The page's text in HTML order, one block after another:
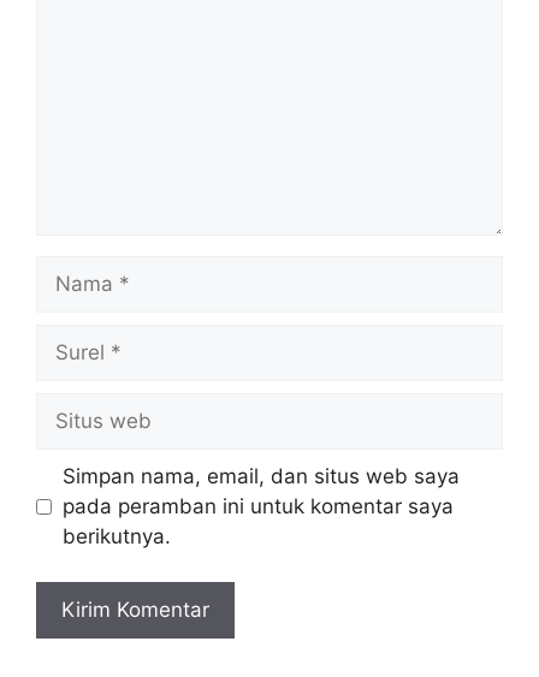
web
Simpan nama, email, dan situs web saya
pada peramban ini untuk komentar saya
berikutnya.